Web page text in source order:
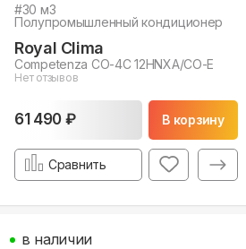
#30 м3
Полупромышленный кондиционер
Royal Clima
Competenza CO-4C 12HNXA/CO-E
Нет отзывов
61 490 ₽ В корзину
Сравнить
в наличии